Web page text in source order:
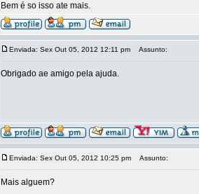
Bem é so isso ate mais.
Enviada: Sex Out 05, 2012 12:11 pm Assunto:
Obrigado ae amigo pela ajuda.
Enviada: Sex Out 05, 2012 10:25 pm Assunto:
Mais alguem?